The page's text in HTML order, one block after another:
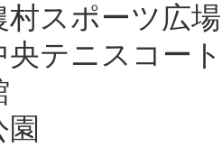
村スポーツ広場
央テニスコート